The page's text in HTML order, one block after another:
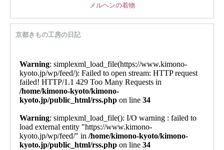
メルヘンの着物
京都きもの工房の日記